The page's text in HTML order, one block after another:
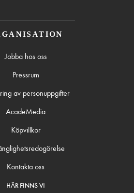
Jobba hos oss
Pressrum
av personuppgifter
AcadeMedia
Köpvillkor
Kontakta oss
HÄR FINNS VI